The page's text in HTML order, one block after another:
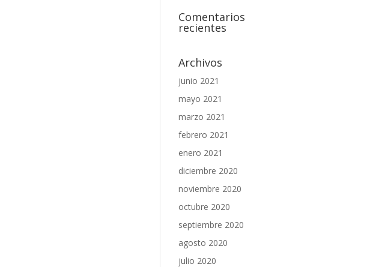
Comentarios
recientes
Archivos
junio 2021
mayo 2021
marzo 2021
febrero 2021
enero 2021
diciembre 2020
noviembre 2020
octubre 2020
septiembre 2020
agosto 2020
julio 2020